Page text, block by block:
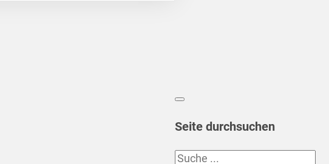
Seite durchsuchen
Suchen